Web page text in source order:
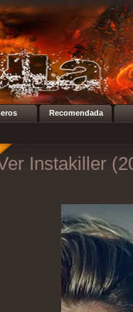
Recomendada
Instakiller